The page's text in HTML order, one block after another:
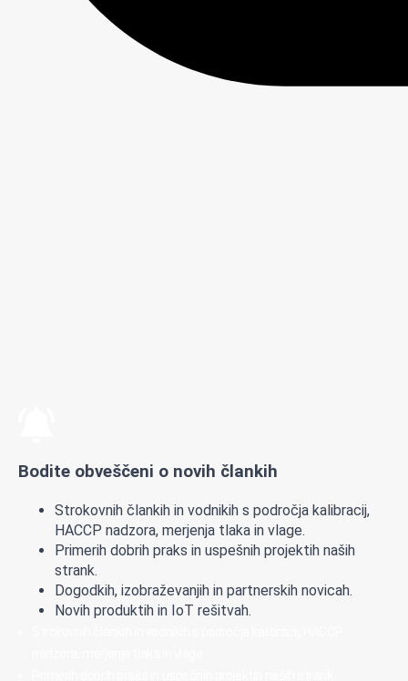
Bodite obveščeni o novih člankih
Strokovnih člankih in vodnikih s področja kalibracij,
HACCP nadzora, merjenja tlaka in vlage.
Primerih dobrih praks in uspešnih projektih naših
strank.
Dogodkih, izobraževanjih in partnerskih novicah.
Novih produktih in IoT rešitvah.